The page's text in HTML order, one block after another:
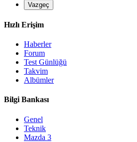
Vazgeç
Hızlı Erişim
Haberler
Forum
Test Günlüğü
Takvim
Albümler
Bilgi Bankası
Genel
Teknik
Mazda 3